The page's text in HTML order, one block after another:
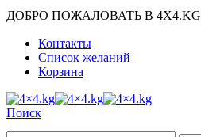
ДОБРО ПОЖАЛОВАТЬ В 4X4.KG
Контакты
Список желаний
Корзина
Поиск